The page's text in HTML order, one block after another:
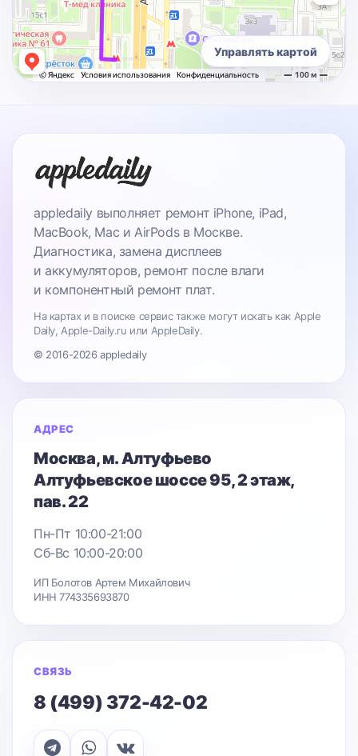
Управлять картой
appledaily выполняет ремонт iPhone, iPad,
MacBook, Mac и AirPods в Москве.
Диагностика, замена дисплеев
и аккумуляторов, ремонт после влаги
и компонентный ремонт плат.
На картах и в поиске сервис также могут искать как Apple
Daily, Apple-Daily.ru или AppleDaily.
© 2016-2026 appledaily
АДРЕС
Москва, м. Алтуфьево
Алтуфьевское шоссе 95, 2 этаж,
пав. 22
Пн-Пт 10:00-21:00
Сб-Вс 10:00-20:00
ИП Болотов Артем Михайлович
ИНН 774335693870
СВЯЗЬ
8 (499) 372-42-02